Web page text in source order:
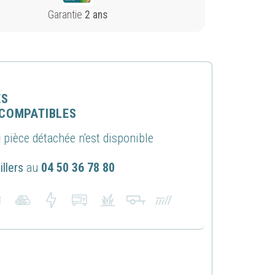
Garantie 2 ans
détachée n'est disponible
au 04 50 36 78 80
accepter
site,
et